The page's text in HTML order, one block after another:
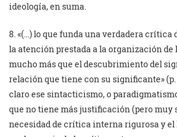
ideología, en suma.
8. «(…) lo que funda una verdadera crítica
la atención prestada a la organización
mucho más que el descubrimiento del
relación que tiene con su significante»
claro ese sintacticismo, o
que no tiene más justificación (pero muy
necesidad de crítica interna rigurosa y el